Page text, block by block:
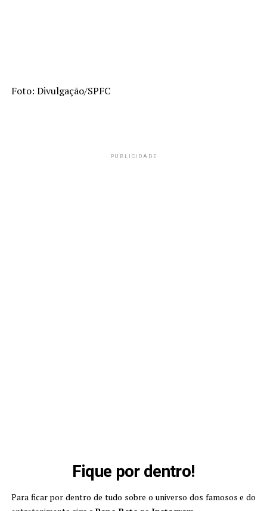
Foto: Divulgação/SPFC
PUBLICIDADE
Fique por dentro!
Para ficar por dentro de tudo sobre o universo dos famosos e do